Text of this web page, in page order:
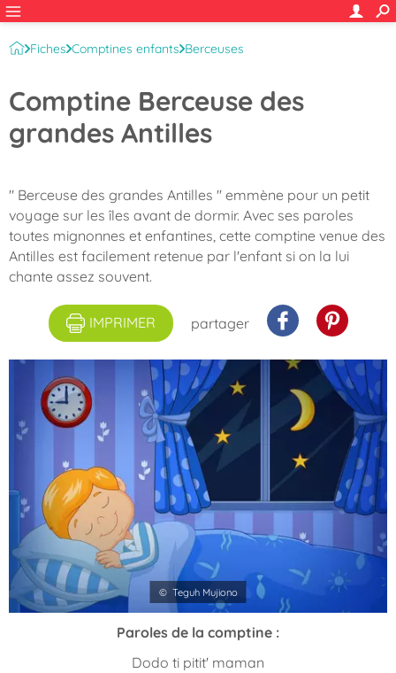
Fiches Comptines enfants Berceuses
Comptine Berceuse des
grandes Antilles
" Berceuse des grandes Antilles " emmène pour un petit
voyage sur les îles avant de dormir. Avec ses paroles
toutes mignonnes et enfantines, cette comptine venue des
Antilles est facilement retenue par l'enfant si on la lui
chante assez souvent.
IMPRIMER partager
© Teguh Mujiono
Paroles de la comptine :
Dodo ti pitit' maman